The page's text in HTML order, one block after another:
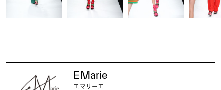
EMarie
エマリーエ